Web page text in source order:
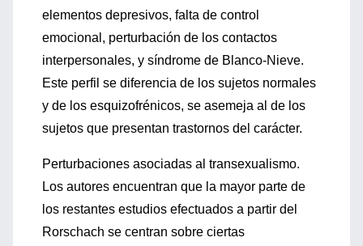
elementos depresivos, falta de control
emocional, perturbación de los contactos
interpersonales, y síndrome de Blanco-Nieve.
Este perfil se diferencia de los sujetos normales
y de los esquizofrénicos, se asemeja al de los
sujetos que presentan trastornos del carácter.
Perturbaciones asociadas al transexualismo.
Los autores encuentran que la mayor parte de
los restantes estudios efectuados a partir del
Rorschach se centran sobre ciertas